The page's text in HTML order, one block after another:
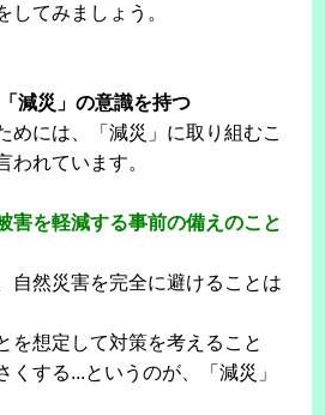
してみましょう。
減災」の意識を持つ
めには、「減災」に取り組むこ
われています。
害を軽減する事前の備えのこと
自然災害を完全に避けることは
を想定して対策を考えること
くする...というのが、「減災」